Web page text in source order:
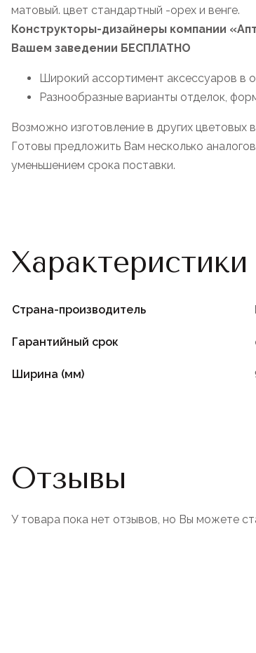
матовый. цвет стандартный -орех и венге.
Конструкторы-дизайнеры компании
Вашем заведении БЕСПЛАТНО
Широкий ассортимент аксессуаров в
Разнообразные варианты отделок,
Возможно изготовление в других цветовых
Готовы предложить Вам несколько
уменьшением срока поставки.
Характеристики
Страна-производитель
Гарантийный срок
Ширина (мм)
Отзывы
У товара пока нет отзывов, но Вы можете